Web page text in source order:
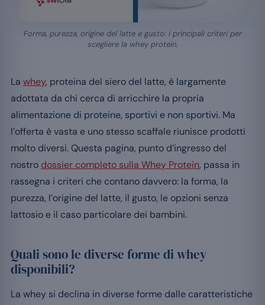
Forma, purezza, origine del latte e gusto: i principali criteri per
scegliere la whey protein.
La whey, proteina del siero del latte, è largamente
adottata da chi cerca di arricchire la propria
alimentazione di proteine, sportivi e non sportivi. Ma
l’offerta è vasta e uno stesso scaffale riunisce prodotti
molto diversi. Questa pagina, punto d’ingresso del
nostro dossier completo sulla Whey Protein, passa in
rassegna i criteri che contano davvero: la forma, la
purezza, l’origine del latte, il gusto, le opzioni senza
lattosio e il caso particolare dei bambini.
Quali sono le diverse forme di whey
disponibili?
La whey si declina in diverse forme dalle caratteristiche